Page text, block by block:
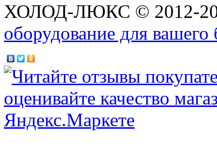
ХОЛОД-ЛЮКС © 2012-
оборудование для вашего